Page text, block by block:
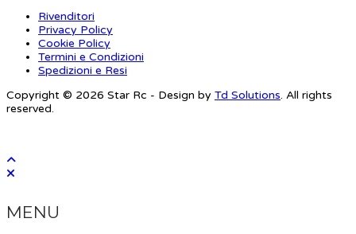
Rivenditori
Privacy Policy
Cookie Policy
Termini e Condizioni
Spedizioni e Resi
Copyright © 2026 Star Rc - Design by Td Solutions. All rights
reserved.
MENU